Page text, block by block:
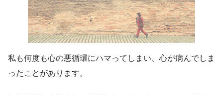
私も何度も心の悪循環にハマってしまい、心が病んでしま
ったことがあります。